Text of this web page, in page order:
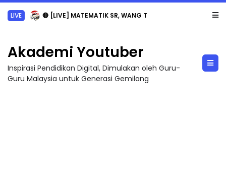
LIVE 🔴 [LIVE] MATEMATIK SR, WANG TAHUN 6 OLEH CIKGU ANITA #ALLINONE #141 #...
Akademi Youtuber
Inspirasi Pendidikan Digital, Dimulakan oleh Guru-
Guru Malaysia untuk Generasi Gemilang